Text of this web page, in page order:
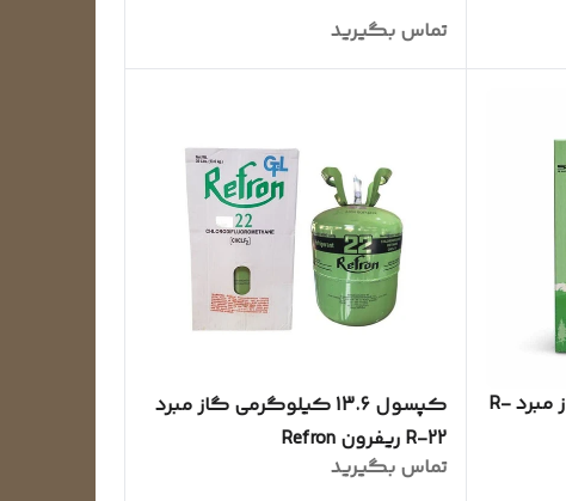
تماس بگیرید
کپسول ۳ کیلوگرمی گاز مبرد R-
کپسول 13.6 کیلوگرمی گاز مبرد
R-22 ریفرون Refron
تماس بگیرید